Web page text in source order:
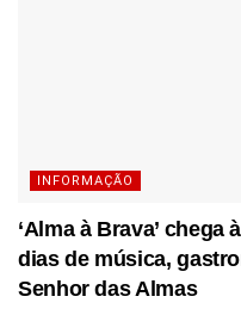
INFORMAÇÃO
‘Alma à Brava’
dias de música,
Senhor das Almas